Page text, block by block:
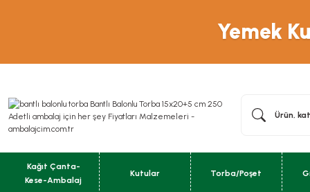
Yemek
Kağıt Çanta-
Kese-Ambalaj
Kutular Torba/Poşet